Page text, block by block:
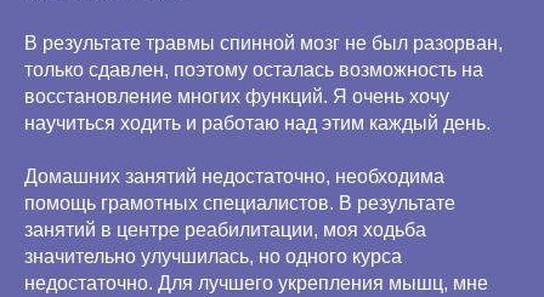
В результате травмы спинной мозг не был разорван,
только сдавлен, поэтому осталась возможность на
восстановление многих функций. Я очень хочу
научиться ходить и работаю над этим каждый день.
Домашних занятий недостаточно, необходима
помощь грамотных специалистов. В результате
занятий в центре реабилитации, моя ходьба
значительно улучшилась, но одного курса
недостаточно. Для лучшего укрепления мышц, мне